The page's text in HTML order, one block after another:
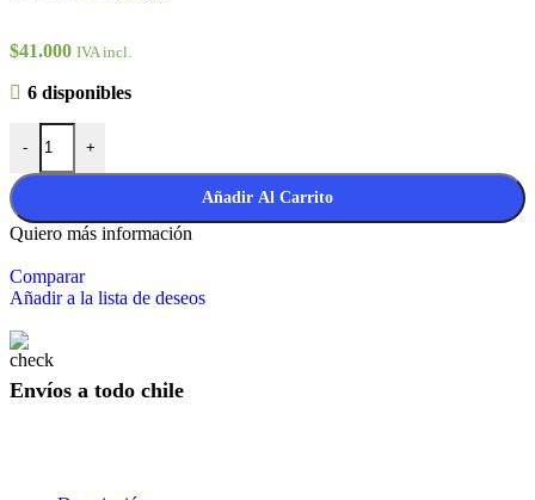
$41.000 IVA incl.
6 disponibles
- +
Añadir Al Carrito
Quiero más información
Comparar
Añadir a la lista de deseos
Envíos a todo chile